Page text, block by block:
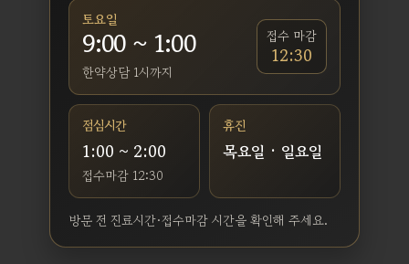
토요일
9:00 ~ 1:00
한약상담 1시까지
접수 마감
12:30
점심시간
1:00 ~ 2:00
접수마감 12:30
휴진
목요일 · 일요일
방문 전 진료시간·접수마감 시간을 확인해 주세요.